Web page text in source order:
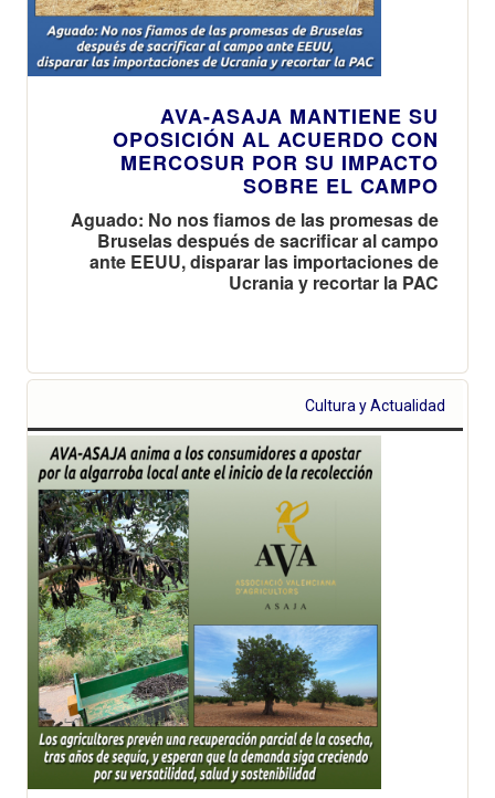
AVA-ASAJA MANTIENE SU
OPOSICIÓN AL ACUERDO CON
MERCOSUR POR SU IMPACTO
SOBRE EL CAMPO
Aguado: No nos fiamos de las promesas de
Bruselas después de sacrificar al campo
ante EEUU, disparar las importaciones de
Ucrania y recortar la PAC
Cultura y Actualidad